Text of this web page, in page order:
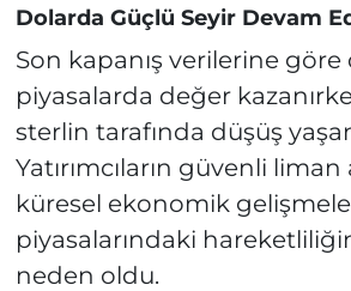
Dolarda Güçlü Seyir Devam
Son kapanış verilerine
piyasalarda değer
sterlin tarafında düşüş
Yatırımcıların güvenli liman
küresel ekonomik
piyasalarındaki
neden oldu.